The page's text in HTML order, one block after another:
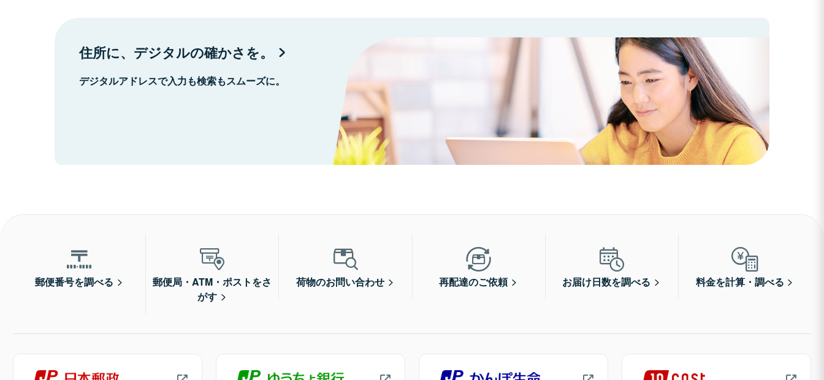
住所に、デジタルの確かさを。
デジタルアドレスで入力も検索もスムーズに。
郵便番号を調べる
郵便局・ATM・ポストをさ
がす
荷物のお問い合わせ 再配達のご依頼 お届け日数を調べる 料金を計算・調べる